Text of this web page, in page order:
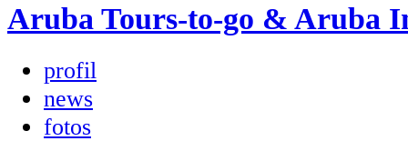
Aruba Tours-to-go & Aruba
profil
news
fotos